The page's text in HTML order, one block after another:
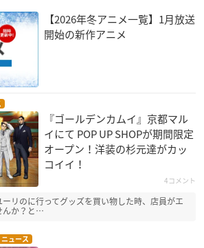
ちらから
【2026年冬アニメ一覧】1月放送
開始の新作アニメ
『ゴールデンカムイ』京都マル
イにて POP UP SHOPが期間限定
オープン！洋装の杉元達がカッ
コイイ！
4コメント
リのに行ってグッズを買い物した時、店員がエ
んか？と…
ニュース